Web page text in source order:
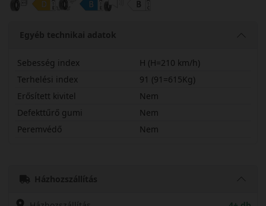
Egyéb technikai adatok
Sebesség index
H (H=210 km/h)
Terhelési index
91 (91=615Kg)
Erősített kivitel
Nem
Defekttűrő gumi
Nem
Peremvédő
Nem
Házhozszállítás